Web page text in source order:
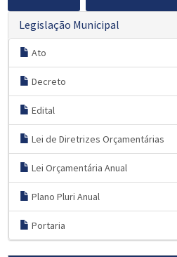
Legislação Municipal
Ato
Decreto
Edital
Lei de Diretrizes Orçamentárias
Lei Orçamentária Anual
Plano Pluri Anual
Portaria